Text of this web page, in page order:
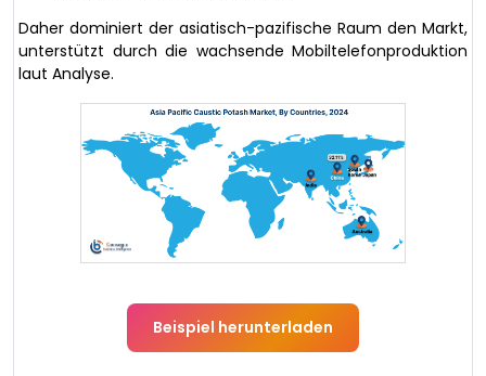
Daher dominiert der asiatisch-pazifische Raum den Markt,
unterstützt durch die wachsende Mobiltelefonproduktion
laut Analyse.
Beispiel herunterladen